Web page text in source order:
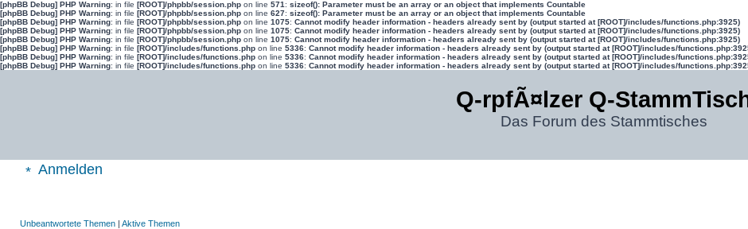
[phpBB Debug] PHP Warning: in file [ROOT]/phpbb/session.php on line 571 : sizeof(): Parameter must be an array or an object that implements Countable
[phpBB Debug] PHP Warning: in file [ROOT]/phpbb/session.php on line 627: sizeof(): Parameter must be an array or an object that implements Countable
[phpBB Debug] PHP Warning: in file [ROOT]/phpbb/session.php on line 1075: Cannot modify header information - headers already sent by (output started at [ROOT]/includes/functions.php:3925)
[phpBB Debug] PHP Warning: in file [ROOT]/phpbb/session.php on line 1075: Cannot modify header information - headers already sent by (output started at [ROOT]/includes/functions.php:3925)
[phpBB Debug] PHP Warning: in file [ROOT]/phpbb/session.php on line 1075: Cannot modify header information - headers already sent by (output started at [ROOT]/includes/functions.php:3925)
[phpBB Debug] PHP Warning: in file [ROOT]/includes/functions.php on line 5336: Cannot modify header information - headers already sent by (output started at [ROOT]/includes/
[phpBB Debug] PHP Warning: in file [ROOT]/includes/functions.php on line 5336: Cannot modify header information - headers already sent by (output started at [ROOT]/includes/
[phpBB Debug] PHP Warning: in file [ROOT]/includes/functions.php on line 5336: Cannot modify header information - headers already sent by (output started at [ROOT]/includes/
Q-rpfÃ¤lzer Q-
Das Forum des Stammtisches
Anmelden
Unbeantwortete Themen | Aktive Themen